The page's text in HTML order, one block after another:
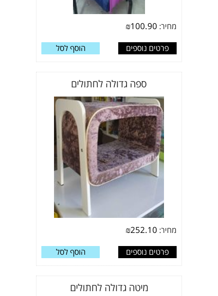
מחיר: ₪100.90
פרטים נוספים הוסף לסל
ספה גדולה לחתולים
מחיר: ₪252.10
פרטים נוספים הוסף לסל
מיטה גדולה לחתולים